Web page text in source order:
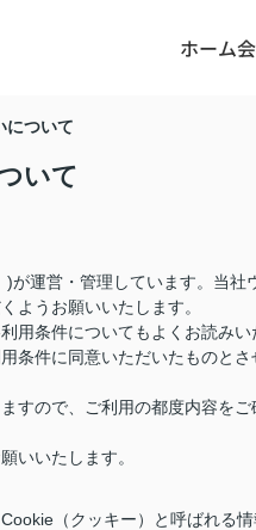
ホーム
について
いて
運営・管理しています。当社
ようお願いいたします。
用条件についてもよくお読み
条件に同意いただいたものと
すので、ご利用の都度内容を
いいたします。
（クッキー）と呼ばれる